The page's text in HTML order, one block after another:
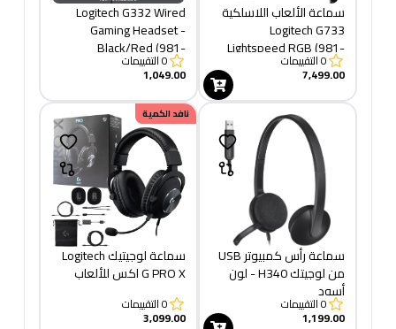
سماعة الألعاب اللاسلكية
Logitech G733
Lightspeed RGB (981-
000864)
0التقييمات
7,499.00
Logitech G332 Wired
Gaming Headset -
Black/Red (981-
000757)
0التقييمات
1,049.00
سماعة رأس كمبيوتر USB
من لوجيتك H340 - لون
أسود
0التقييمات
1,199.00
نافد الكمية
سماعة لوجيتيك Logitech
G PRO X اكس للألعاب
0التقييمات
3,099.00